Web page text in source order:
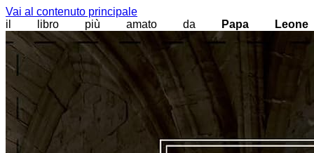
Vai al contenuto principale
il libro più amato da
Papa Leone